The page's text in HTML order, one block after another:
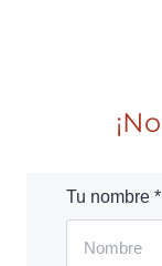
Tu nombre *